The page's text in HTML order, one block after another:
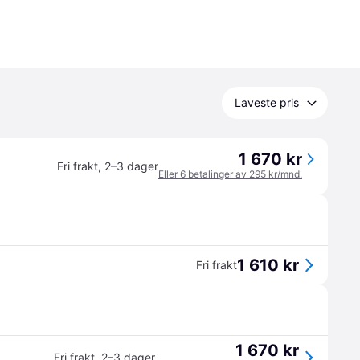
Laveste pris
Fri frakt, 2–3 dager 1 670 kr
Eller 6 betalinger av 295 kr/mnd.
Fri frakt1 610 kr
Fri frakt 2–3 dager 1 670 kr